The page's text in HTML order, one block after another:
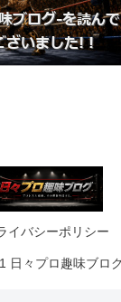
イバシーポリシー
日々プロ趣味ブロ